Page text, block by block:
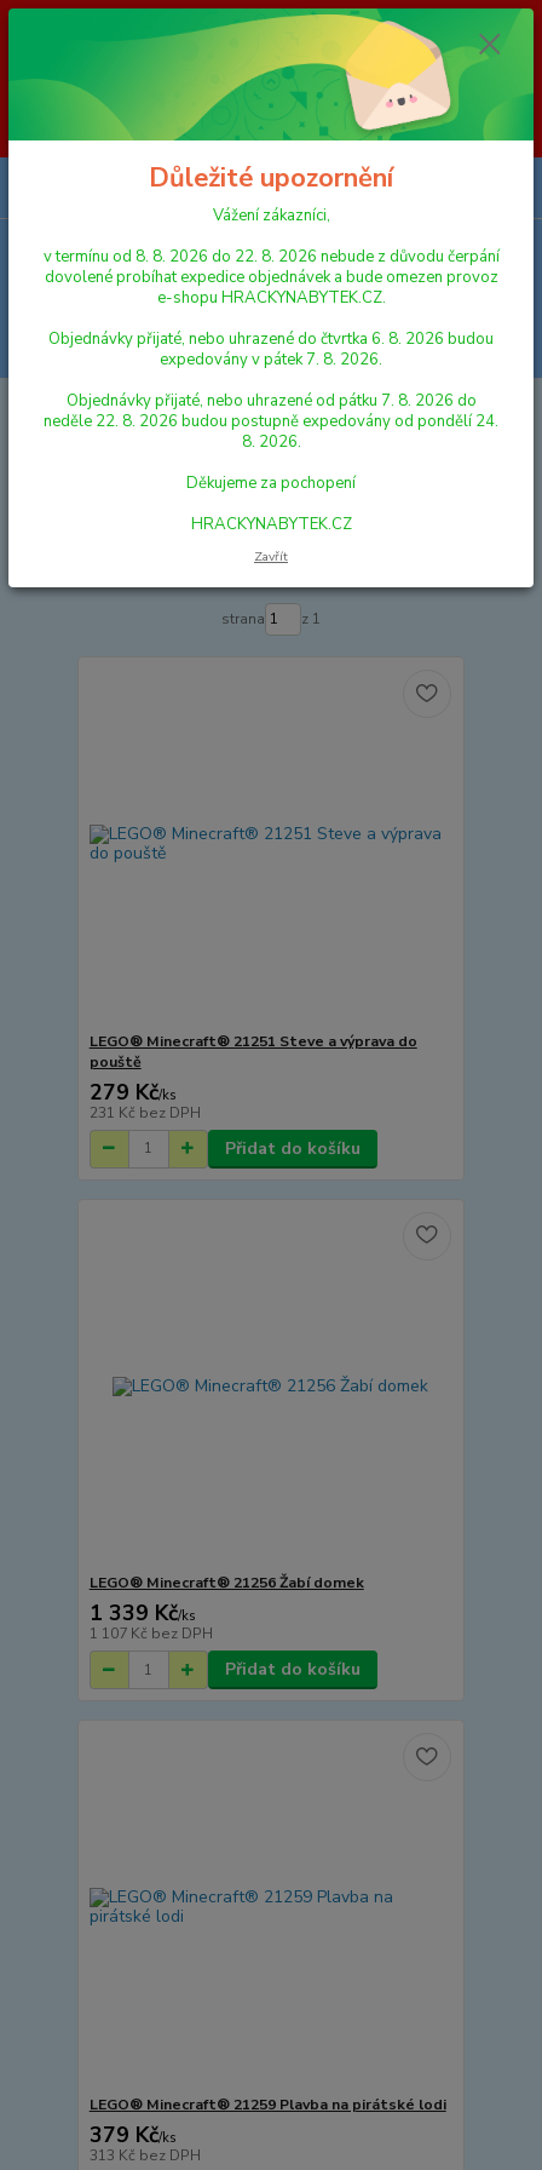
Vážení zákazníci, v termínu od 8. 8. 2026 do 23. 8. 2026 nebude z
důvodu čerpání dovolené probíhat expedice objednávek a bude omezen
provoz e-shopu HRACKYNABYTEK.CZ. Objednávky přijaté, nebo
uhrazené do čtvrtka 6. 8. 2026 budou expedovány v pátek 7. 8. 2026.
Objednávky přijaté, nebo uhrazené od pátku 7. 8. 2026 do neděle 23. 8.
2026 budou postupně expedovány od pondělí 24. 8. 2026. Děkujeme za
pochopení HRACKYNABYTEK.CZ
Menu
Hledat
LEGO LEGO® Minecraft
LEGO® Minecraft
Nejlevnější Nejdražší
strana z 1
LEGO® Minecraft® 21251 Steve a výprava do
pouště
279 Kč/ks
231 Kč bez DPH
Přidat do košíku
LEGO® Minecraft® 21256 Žabí domek
1 339 Kč/ks
1 107 Kč bez DPH
Přidat do košíku
LEGO® Minecraft® 21259 Plavba na pirátské lodi
379 Kč/ks
313 Kč bez DPH
Důležité upozornění
Vážení zákazníci,
v termínu od 8. 8. 2026 do 22. 8. 2026 nebude z důvodu čerpání
dovolené probíhat expedice objednávek a bude omezen provoz
e-shopu HRACKYNABYTEK.CZ.
Objednávky přijaté, nebo uhrazené do čtvrtka 6. 8. 2026 budou
expedovány v pátek 7. 8. 2026.
Objednávky přijaté, nebo uhrazené od pátku 7. 8. 2026 do
neděle 22. 8. 2026 budou postupně expedovány od pondělí 24.
8. 2026.
Děkujeme za pochopení
HRACKYNABYTEK.CZ
Zavřít